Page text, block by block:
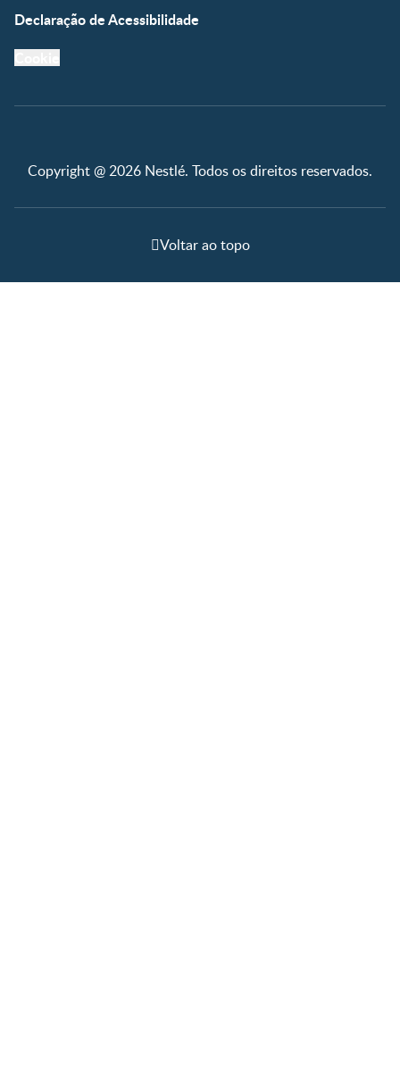
Declaração de Acessibilidade
Copyright @ 2026 Nestlé. Todos os direitos reservados.
Voltar ao topo